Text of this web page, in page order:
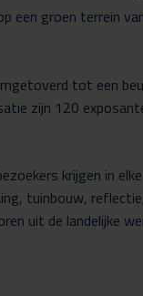
een groen terrein
tot een
zijn 120
krijgen in
tuinbouw,
uit de landelijke